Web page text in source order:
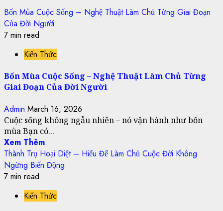
Bốn Mùa Cuộc Sống – Nghệ Thuật Làm Chủ Từng Giai Đoạn
Của Đời Người
7 min read
Kiến Thức
Bốn Mùa Cuộc Sống – Nghệ Thuật Làm Chủ Từng
Giai Đoạn Của Đời Người
Admin March 16, 2026
Cuộc sống không ngẫu nhiên – nó vận hành như bốn
mùa Bạn có...
Xem Thêm
Thành Trụ Hoại Diệt – Hiểu Để Làm Chủ Cuộc Đời Không
Ngừng Biến Động
7 min read
Kiến Thức